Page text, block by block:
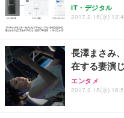
IT・デジタル
2017.2.15(水)
長澤まさみ
在する妻演
エンタメ
2017.2.15(水)